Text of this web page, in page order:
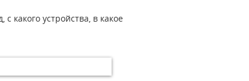
какого устройства, в какое